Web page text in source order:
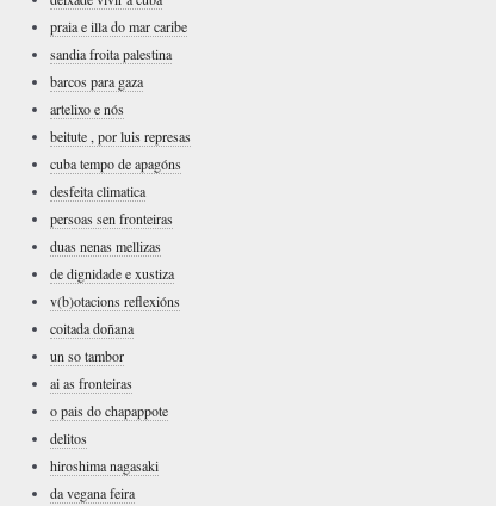
praia e illa do mar caribe
sandia froita palestina
barcos para gaza
artelixo e nós
beitute , por luis represas
cuba tempo de apagóns
desfeita climatica
persoas sen fronteiras
duas nenas mellizas
de dignidade e xustiza
v(b)otacions reflexións
coitada doñana
un so tambor
ai as fronteiras
o pais do chapappote
delitos
hiroshima nagasaki
da vegana feira